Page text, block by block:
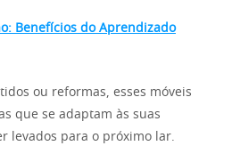
Benefícios do Aprendizado
ou reformas, esses móveis
que se adaptam às suas
levados para o próximo lar.